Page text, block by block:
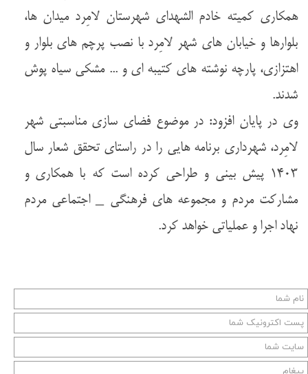
همکاری کمیته خادم الشهدای شهرستان لامِرد میدان ها،
بلوارها و خیابان های شهر لامِرد با نصب پرچم های بلوار و
اهتزازی، پارچه نوشته های کتیبه ای و ... مشکی سیاه پوش
شدند.
وی در پایان افزود: در موضوع فضای سازی مناسبتی شهر
لامِرد، شهرداری برنامه هایی را در راستای تحقق شعار سال
۱۴۰۳ پیش بینی و طراحی کرده است که با همکاری و
مشارکت مردم و مجموعه های فرهنگی _ اجتماعی مردم
نهاد اجرا و عملیاتی خواهد کرد.